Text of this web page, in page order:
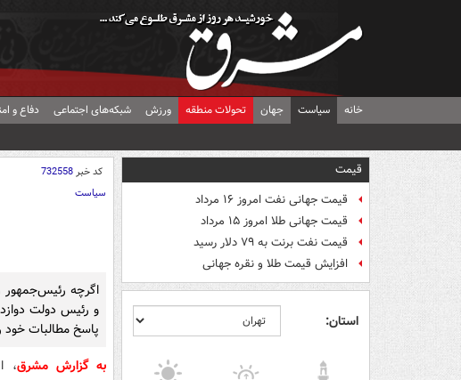
خانه سیاست جهان تحولات منطقه ورزش شبکه‌های اجتماعی دفاع و
قیمت
قیمت جهانی نفت امروز ۱۶ مرداد
قیمت جهانی طلا امروز ۱۵ مرداد
قیمت نفت برنت به ۷۹ دلار رسید
افزایش قیمت طلا و نقره جهانی
استان:
کد خبر732558
سیاست
اگرچه رئیس‌جمهور
و رئیس دولت
پاسخ مطالبات خود
به گزارش مشرق،